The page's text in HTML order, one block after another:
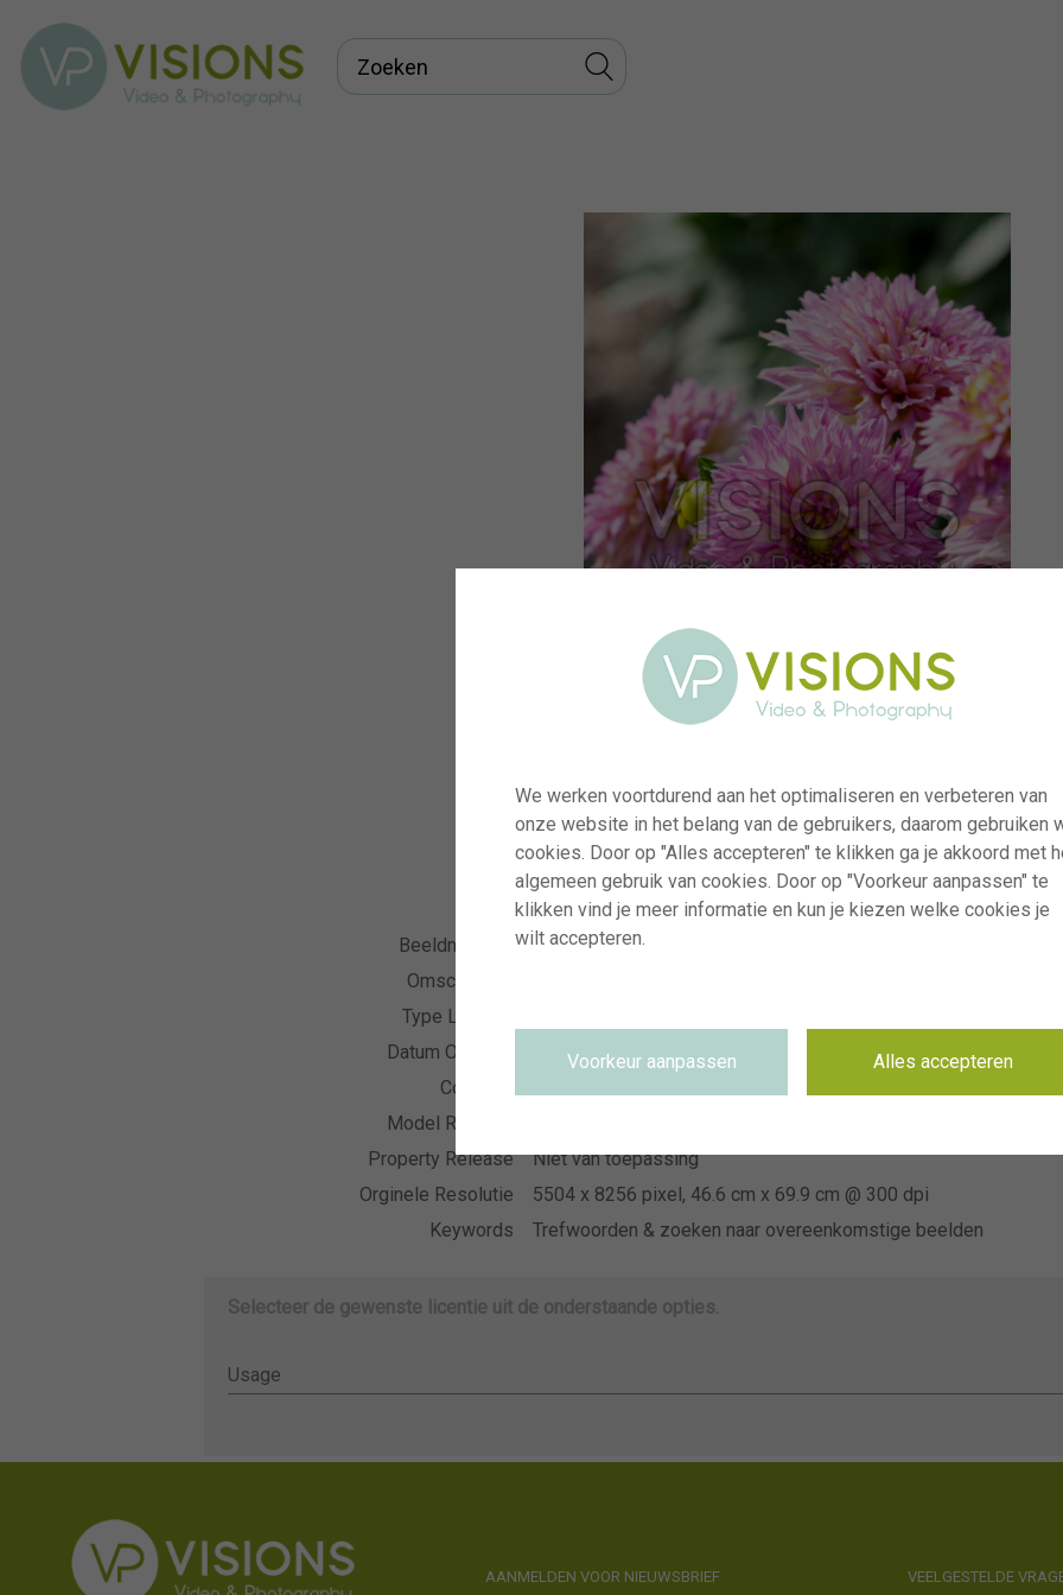
Beeldnummer
visi238327
Omschrijving
Type Licentie
Datum Opname
08.07.2025
Collectie
Model Release
Property Release
Niet van toepassing
Orginele Resolutie
5504 x 8256 pixel, 46.6 cm x 69.9 cm @ 300 dpi
Keywords
Trefwoorden & zoeken naar overeenkomstige beelden
Selecteer de gewenste licentie uit de onderstaande opties.
Usage
Usage
AANMELDEN VOOR NIEUWSBRIEF VEELGESTELDE
We werken voortdurend aan het optimaliseren en verbeteren van
onze website in het belang van de gebruikers, daarom gebruiken
cookies. Door op "Alles accepteren" te klikken ga je akkoord met
algemeen gebruik van cookies. Door op "Voorkeur aanpassen" te
klikken vind je meer informatie en kun je kiezen welke cookies je
wilt accepteren.
Voorkeur aanpassen Alles accepteren